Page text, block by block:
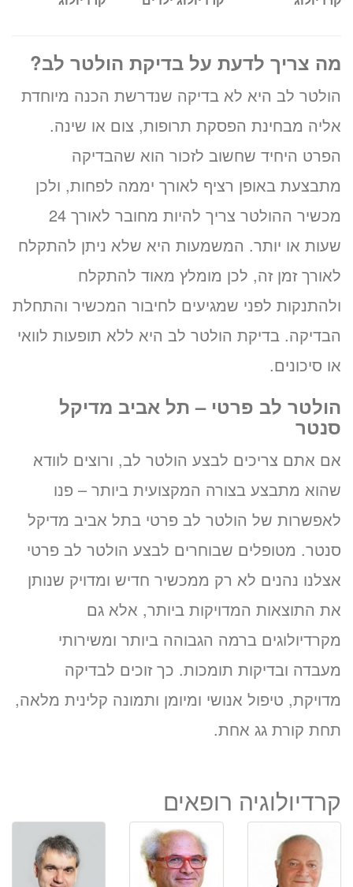
מה צריך לדעת על בדיקת הולטר לב?
הולטר לב היא לא בדיקה שנדרשת הכנה מיוחדת
אליה מבחינת הפסקת תרופות, צום או שינה.
הפרט היחיד שחשוב לזכור הוא שהבדיקה
מתבצעת באופן רציף לאורך יממה לפחות, ולכן
מכשיר ההולטר צריך להיות מחובר לאורך 24
שעות או יותר. המשמעות היא שלא ניתן להתקלח
לאורך זמן זה, לכן מומלץ מאוד להתקלח
ולהתנקות לפני שמגיעים לחיבור המכשיר והתחלת
הבדיקה. בדיקת הולטר לב היא ללא תופעות לוואי
או סיכונים.
הולטר לב פרטי – תל אביב מדיקל
סנטר
אם אתם צריכים לבצע הולטר לב, ורוצים לוודא
שהוא מתבצע בצורה המקצועית ביותר – פנו
לאפשרות של הולטר לב פרטי בתל אביב מדיקל
סנטר. מטופלים שבוחרים לבצע הולטר לב פרטי
אצלנו נהנים לא רק ממכשיר חדיש ומדויק שנותן
את התוצאות המדויקות ביותר, אלא גם
מקרדיולוגים ברמה הגבוהה ביותר ומשירותי
מעבדה ובדיקות תומכות. כך זוכים לבדיקה
מדויקת, טיפול אנושי ומיומן ותמונה קלינית מלאה,
תחת קורת גג אחת.
קרדיולוגיה רופאים